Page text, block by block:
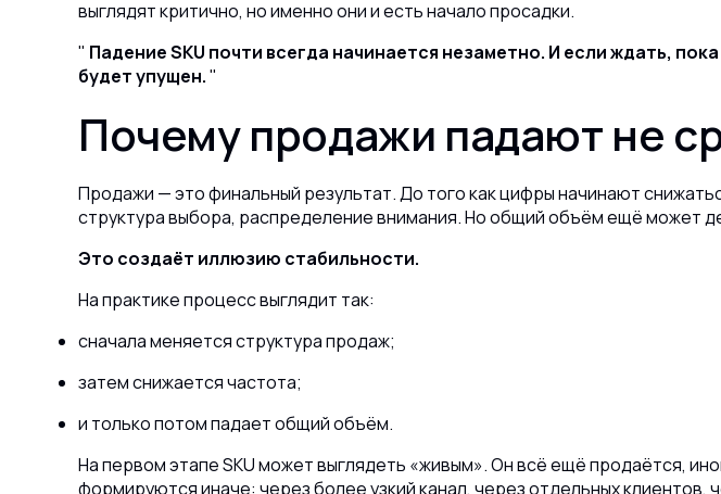
выглядят критично, но именно они и есть начало просадки.
Падение SKU почти всегда начинается незаметно. И если ждать,
будет упущен.
Почему продажи падают не
Продажи — это финальный результат. До того как цифры начинают
структура выбора, распределение внимания. Но общий объём ещё может
Это создаёт иллюзию стабильности.
На практике процесс выглядит так:
сначала меняется структура продаж;
затем снижается частота;
и только потом падает общий объём.
На первом этапе SKU может выглядеть «живым». Он всё ещё продаётся,
формируются иначе: через более узкий канал, через отдельных клиентов,